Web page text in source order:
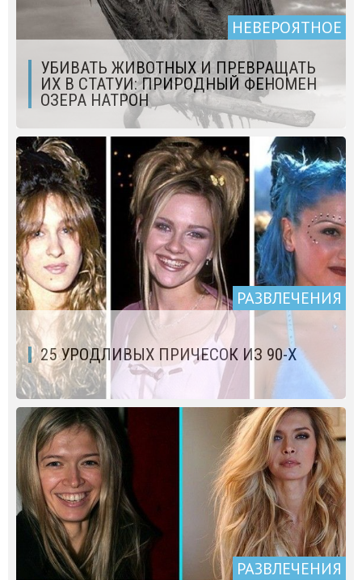
НЕВЕРОЯТНОЕ
УБИВАТЬ ЖИВОТНЫХ И ПРЕВРАЩАТЬ
ИХ В СТАТУИ: ПРИРОДНЫЙ ФЕНОМЕН
ОЗЕРА НАТРОН
РАЗВЛЕЧЕНИЯ
25 УРОДЛИВЫХ ПРИЧЕСОК ИЗ 90-Х
РАЗВЛЕЧЕНИЯ